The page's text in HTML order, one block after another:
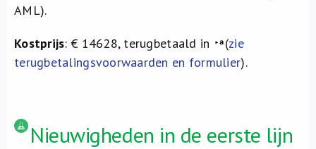
AML).
Kostprijs: € 14628, terugbetaald in (zie
terugbetalingsvoorwaarden en formulier).
Nieuwigheden in de eerste lijn